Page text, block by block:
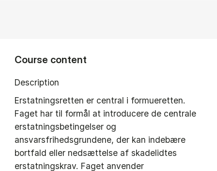
Course content
Description
Erstatningsretten er central i formueretten.
Faget har til formål at introducere de centrale
erstatningsbetingelser og
ansvarsfrihedsgrundene, der kan indebære
bortfald eller nedsættelse af skadelidtes
erstatningskrav. Faget anvender